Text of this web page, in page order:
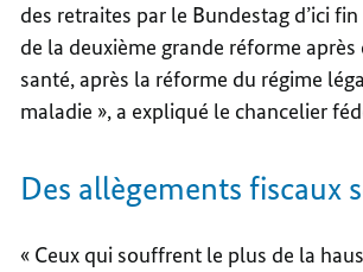
des retraites par le Bundestag d’ici
de la deuxième grande réforme après
santé, après la réforme du régime
maladie », a expliqué le chancelier
Des allègements fiscaux
« Ceux qui souffrent le plus de la